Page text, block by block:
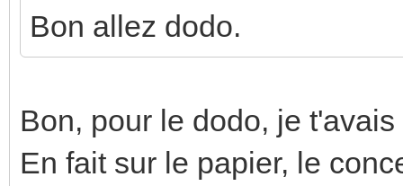
Bon allez dodo.
Bon, pour le dodo, je
En fait sur le papier, le